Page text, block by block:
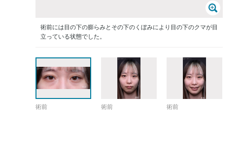
術前には目の下の膨らみとその下のくぼみにより目の下のクマが目
立っている状態でした。
術前 術前 術前